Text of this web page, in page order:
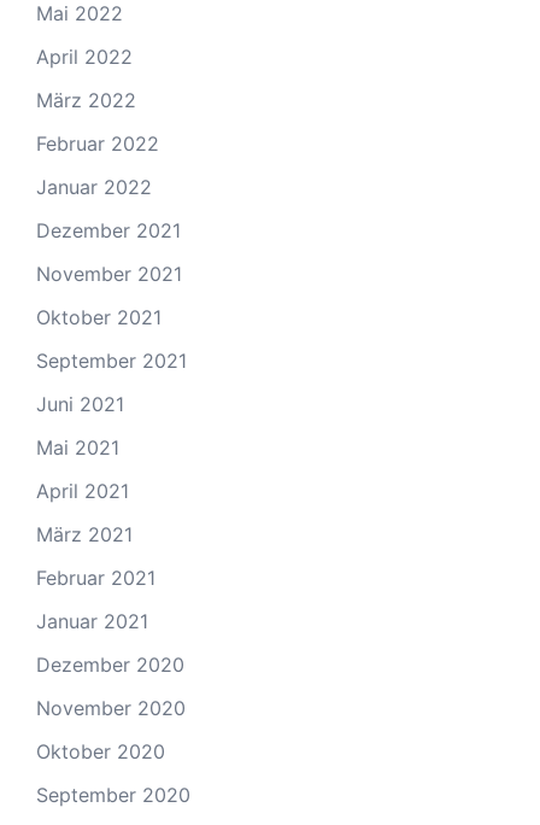
Mai 2022
April 2022
März 2022
Februar 2022
Januar 2022
Dezember 2021
November 2021
Oktober 2021
September 2021
Juni 2021
Mai 2021
April 2021
März 2021
Februar 2021
Januar 2021
Dezember 2020
November 2020
Oktober 2020
September 2020